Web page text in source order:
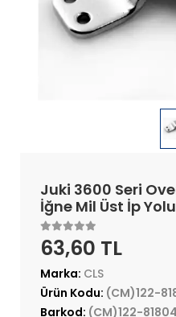
Juki 3600 Seri
İğne Mil Üst İp
63,60 TL
Marka: CLS
Ürün Kodu: (CM)122-
Barkod: (CM)122-81804